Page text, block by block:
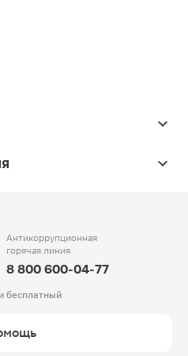
Антикоррупционная
горячая линия
8 800 600-04-77
бесплатный